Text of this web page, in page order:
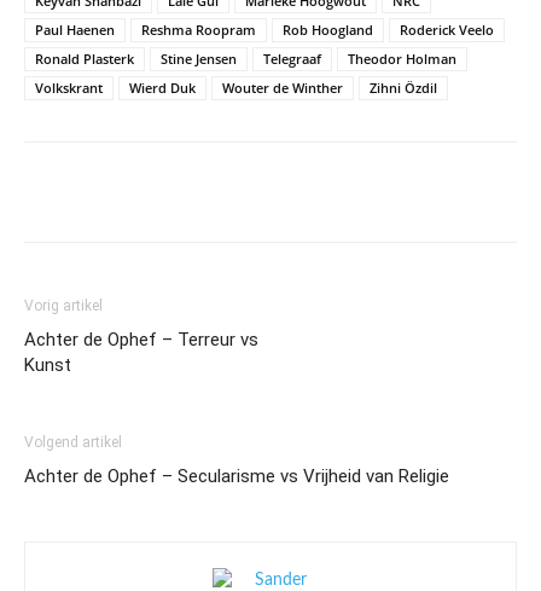
Paul Haenen
Reshma Roopram Rob Hoogland
Roderick Veelo
Ronald Plasterk
Stine Jensen Telegraaf
Theodor Holman
Volkskrant
Wierd Duk Wouter de Winther Zihni Özdil
Vorig artikel
Achter de Ophef – Terreur vs
Kunst
Volgend artikel
Achter de Ophef – Secularisme vs Vrijheid van Religie